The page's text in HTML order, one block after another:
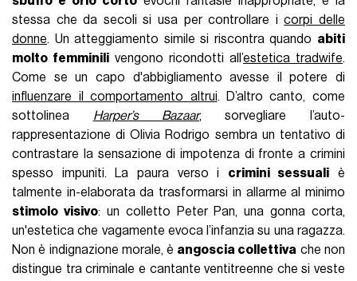
stessa che da secoli si usa per controllare icorpi delle
donne. Un atteggiamento simile si riscontra quando abiti
molto femminili vengono ricondotti all’estetica tradwife.
Come se un capo d'abbigliamento avesse il potere di
influenzare il comportamento altrui. D’altro canto, come
sottolinea Harper’s Bazaar, sorvegliare l’auto-
rappresentazione di Olivia Rodrigo sembra un tentativo di
contrastare la sensazione di impotenza di fronte a crimini
spesso impuniti. La paura verso i crimini sessuali è
talmente in-elaborata da trasformarsi in allarme al minimo
stimolo visivo: un colletto Peter Pan, una gonna corta,
un'estetica che vagamente evoca l’infanzia su una ragazza.
Non è indignazione morale, è angoscia collettiva che non
distingue tra criminale e cantanteventitreenne che si veste